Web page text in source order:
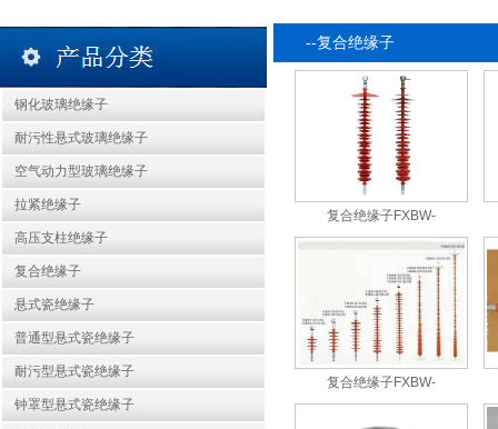
钢化玻璃绝缘子
耐污性悬式玻璃绝缘子
空气动力型玻璃绝缘子
拉紧绝缘子
高压支柱绝缘子
复合绝缘子
悬式瓷绝缘子
普通型悬式瓷绝缘子
耐污型悬式瓷绝缘子
钟罩型悬式瓷绝缘子
--复合绝缘子
复合绝缘子FXBW-
复合绝缘子FXBW-